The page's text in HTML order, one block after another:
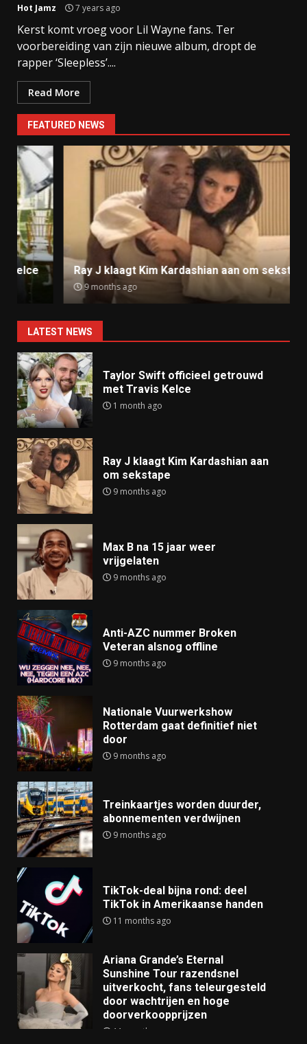
Hot Jamz 7 years ago
Kerst komt vroeg voor Lil Wayne fans. Ter
voorbereiding van zijn nieuwe album, dropt de
rapper ‘Sleepless’....
Read More
FEATURED NEWS
Ray J klaagt Kim Kardashian aan om sekstape
9 months ago
LATEST NEWS
Taylor Swift officieel getrouwd
met Travis Kelce
1 month ago
Ray J klaagt Kim Kardashian aan
om sekstape
9 months ago
Max B na 15 jaar weer
vrijgelaten
9 months ago
Anti-AZC nummer Broken
Veteran alsnog offline
9 months ago
Nationale Vuurwerkshow
Rotterdam gaat definitief niet
door
9 months ago
Treinkaartjes worden duurder,
abonnementen verdwijnen
9 months ago
TikTok-deal bijna rond: deel
TikTok in Amerikaanse handen
11 months ago
Ariana Grande’s Eternal
Sunshine Tour razendsnel
uitverkocht, fans teleurgesteld
door wachtrijen en hoge
doorverkoopprijzen
11 months ago